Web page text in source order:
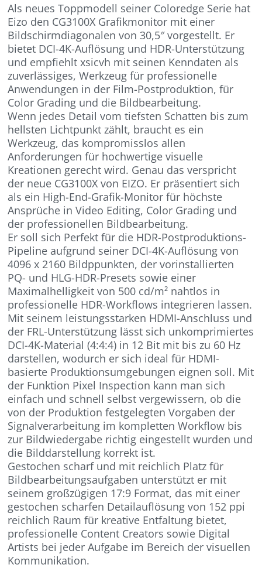
Als neues Toppmodell seiner Coloredge Serie hat
Eizo den CG3100X Grafikmonitor mit einer
Bildschirmdiagonalen von 30,5″ vorgestellt. Er
bietet DCI-4K-Auflösung und HDR-Unterstützung
und empfiehlt xsicvh mit seinen Kenndaten als
zuverlässiges, Werkzeug für professionelle
Anwendungen in der Film-Postproduktion, für
Color Grading und die Bildbearbeitung.
Wenn jedes Detail vom tiefsten Schatten bis zum
hellsten Lichtpunkt zählt, braucht es ein
Werkzeug, das kompromisslos allen
Anforderungen für hochwertige visuelle
Kreationen gerecht wird. Genau das verspricht
der neue CG3100X von EIZO. Er präsentiert sich
als ein High-End-Grafik-Monitor für höchste
Ansprüche in Video Editing, Color Grading und
der professionellen Bildbearbeitung.
Er soll sich Perfekt für die HDR-Postproduktions-
Pipeline aufgrund seiner DCI-4K-Auflösung von
4096 x 2160 Bildppunkten, der vorinstallierten
PQ- und HLG-HDR-Presets sowie einer
Maximalhelligkeit von 500 cd/m² nahtlos in
professionelle HDR-Workflows integrieren lassen.
Mit seinem leistungsstarken HDMI-Anschluss und
der FRL-Unterstützung lässt sich unkomprimiertes
DCI-4K-Material (4:4:4) in 12 Bit mit bis zu 60 Hz
darstellen, wodurch er sich ideal für HDMI-
basierte Produktionsumgebungen eignen soll. Mit
der Funktion Pixel Inspection kann man sich
einfach und schnell selbst vergewissern, ob die
von der Produktion festgelegten Vorgaben der
Signalverarbeitung im kompletten Workflow bis
zur Bildwiedergabe richtig eingestellt wurden und
die Bilddarstellung korrekt ist.
Gestochen scharf und mit reichlich Platz für
Bildbearbeitungsaufgaben unterstützt er mit
seinem großzügigen 17:9 Format, das mit einer
gestochen scharfen Detailauflösung von 152 ppi
reichlich Raum für kreative Entfaltung bietet,
professionelle Content Creators sowie Digital
Artists bei jeder Aufgabe im Bereich der visuellen
Kommunikation.